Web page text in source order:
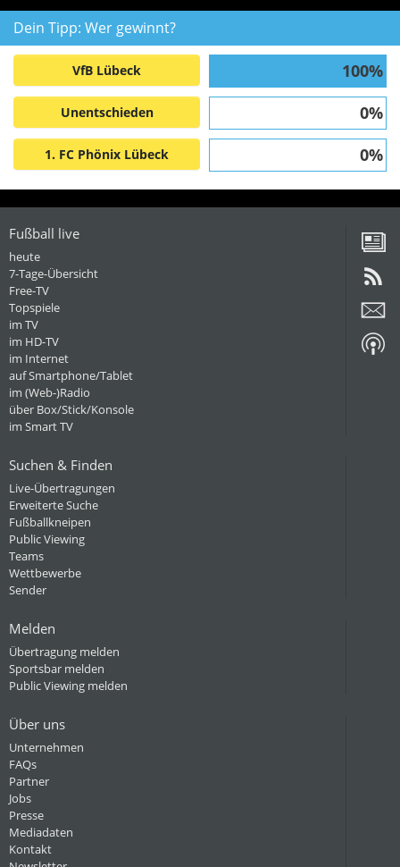
Dein Tipp: Wer gewinnt?
VfB Lübeck 100%
Unentschieden 0%
1. FC Phönix Lübeck 0%
Fußball live
heute
7-Tage-Übersicht
Free-TV
Topspiele
im TV
im HD-TV
im Internet
auf Smartphone/Tablet
im (Web-)Radio
über Box/Stick/Konsole
im Smart TV
Suchen & Finden
Live-Übertragungen
Erweiterte Suche
Fußballkneipen
Public Viewing
Teams
Wettbewerbe
Sender
Melden
Übertragung melden
Sportsbar melden
Public Viewing melden
Über uns
Unternehmen
FAQs
Partner
Jobs
Presse
Mediadaten
Kontakt